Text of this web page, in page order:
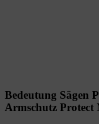
Bedeutung Sägen
Armschutz Protect